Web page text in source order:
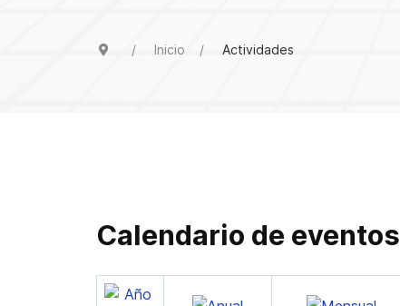
Inicio Actividades
Calendario de eventos